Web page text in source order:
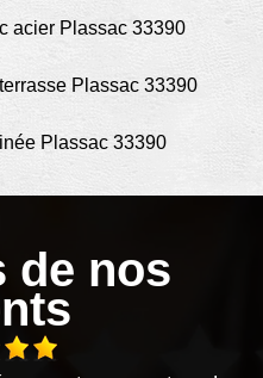
acier Plassac 33390
Plassac 33390
Plassac 33390
de nos